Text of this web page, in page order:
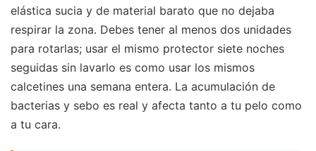
elástica sucia y de material barato que no dejaba
respirar la zona. Debes tener al menos dos unidades
para rotarlas; usar el mismo protector siete noches
seguidas sin lavarlo es como usar los mismos
calcetines una semana entera. La acumulación de
bacterias y sebo es real y afecta tanto a tu pelo como
a tu cara.